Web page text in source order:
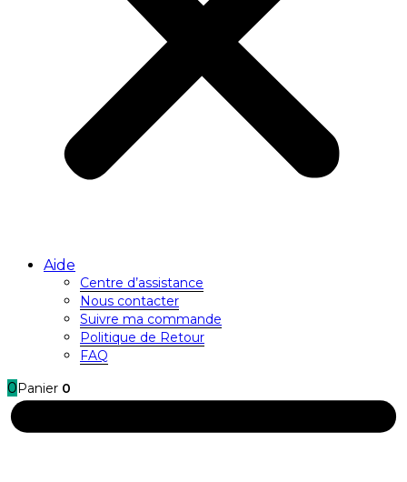
Aide
Centre d’assistance
Nous contacter
Suivre ma commande
Politique de Retour
FAQ
0 Panier 0